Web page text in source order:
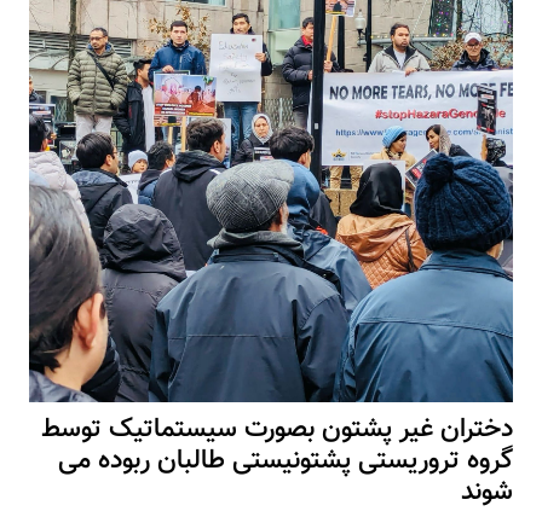
دختران غیر پشتون بصورت سیستماتیک توسط
گروه تروریستی پشتونیستی طالبان ربوده می
شوند